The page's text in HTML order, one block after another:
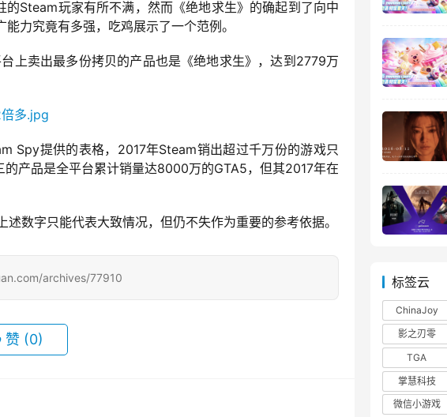
的Steam玩家有所不满，然而《绝地求生》的确起到了向中
力究竟有多强，吃鸡展示了一个范例。
上卖出最多份拷贝的产品也是《绝地求生》，达到2779万
Spy提供的表格，2017年Steam销出超过千万份的游戏只
产品是全平台累计销量达8000万的GTA5，但其2017年在
数字只能代表大致情况，但仍不失作为重要的参考依据。
archives/77910
赞 (0)
标签云
ChinaJoy
影之刃零
TGA
掌慧科技
微信小游戏